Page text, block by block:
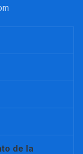
de la